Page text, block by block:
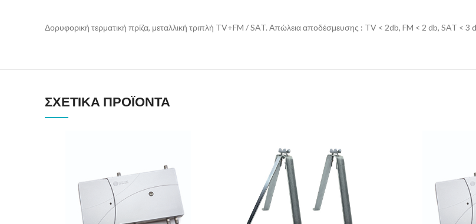
Δορυφορική τερματική πρίζα, μεταλλική τριπλή TV+FM / SAT. Απώλεια αποδέσμευσης : TV < 2db, FM < 2 db, SAT < 3
ΣΧΕΤΙΚΆ ΠΡΟΪΌΝΤΑ